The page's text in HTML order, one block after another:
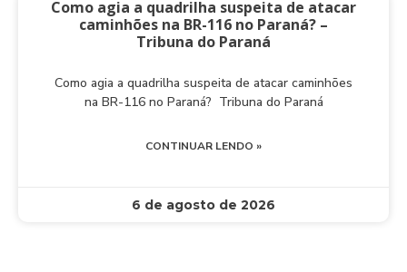
Como agia a quadrilha suspeita de atacar
caminhões na BR-116 no Paraná? –
Tribuna do Paraná
Como agia a quadrilha suspeita de atacar caminhões
na BR-116 no Paraná? Tribuna do Paraná
CONTINUAR LENDO »
6 de agosto de 2026